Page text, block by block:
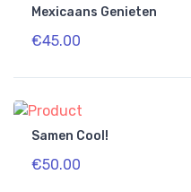
Mexicaans Genieten
€45.00
Samen Cool!
€50.00